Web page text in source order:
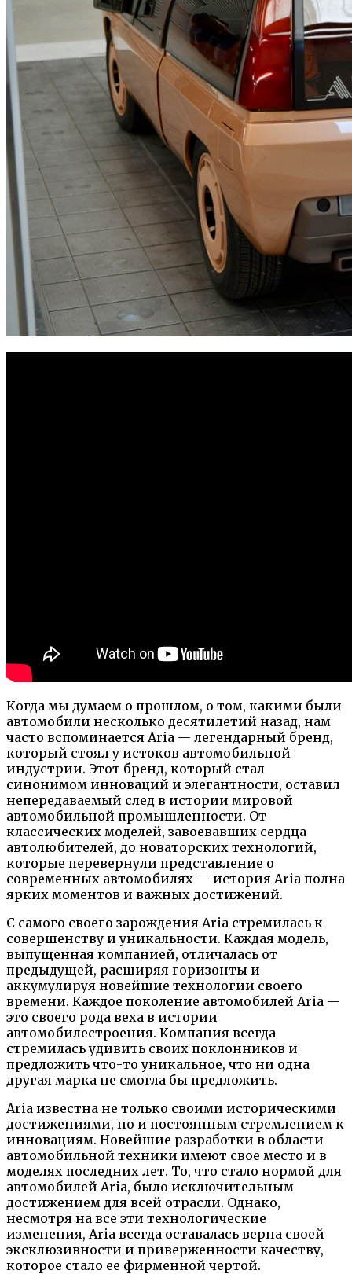
Когда мы думаем о прошлом, о том, какими были
автомобили несколько десятилетий назад, нам
часто вспоминается Aria — легендарный бренд,
который стоял у истоков автомобильной
индустрии. Этот бренд, который стал
синонимом инноваций и элегантности, оставил
непередаваемый след в истории мировой
автомобильной промышленности. От
классических моделей, завоевавших сердца
автолюбителей, до новаторских технологий,
которые перевернули представление о
современных автомобилях — история Aria полна
ярких моментов и важных достижений.
С самого своего зарождения Aria стремилась к
совершенству и уникальности. Каждая модель,
выпущенная компанией, отличалась от
предыдущей, расширяя горизонты и
аккумулируя новейшие технологии своего
времени. Каждое поколение автомобилей Aria —
это своего рода веха в истории
автомобилестроения. Компания всегда
стремилась удивить своих поклонников и
предложить что-то уникальное, что ни одна
другая марка не смогла бы предложить.
Aria известна не только своими историческими
достижениями, но и постоянным стремлением к
инновациям. Новейшие разработки в области
автомобильной техники имеют свое место и в
моделях последних лет. То, что стало нормой для
автомобилей Aria, было исключительным
достижением для всей отрасли. Однако,
несмотря на все эти технологические
изменения, Aria всегда оставалась верна своей
эксклюзивности и приверженности качеству,
которое стало ее фирменной чертой.